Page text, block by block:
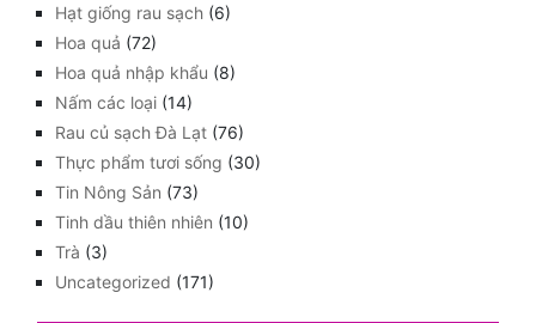
Hạt giống rau sạch (6)
Hoa quả (72)
Hoa quả nhập khẩu (8)
Nấm các loại (14)
Rau củ sạch Đà Lạt (76)
Thực phẩm tươi sống (30)
Tin Nông Sản (73)
Tinh dầu thiên nhiên (10)
Trà (3)
Uncategorized (171)